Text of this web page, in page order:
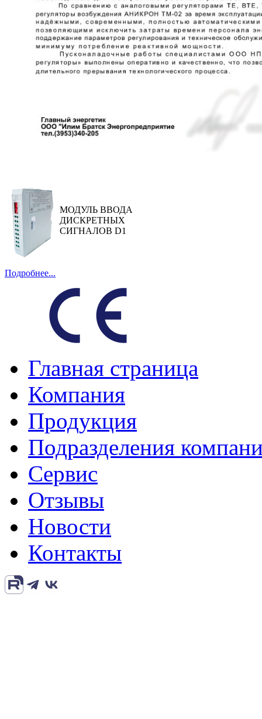
МОДУЛЬ ВВОДА
ДИСКРЕТНЫХ
СИГНАЛОВ D1
Подробнее...
Главная страница
Компания
Продукция
Подразделения
Сервис
Отзывы
Новости
Контакты